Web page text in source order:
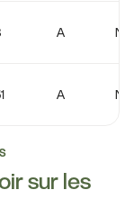
A
A
sur les